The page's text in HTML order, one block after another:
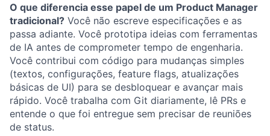
O que diferencia esse papel de um Product Manager
tradicional? Você não escreve especificações e as
passa adiante. Você prototipa ideias com ferramentas
de IA antes de comprometer tempo de engenharia.
Você contribui com código para mudanças simples
(textos, configurações, feature flags, atualizações
básicas de UI) para se desbloquear e avançar mais
rápido. Você trabalha com Git diariamente, lê PRs e
entende o que foi entregue sem precisar de reuniões
de status.